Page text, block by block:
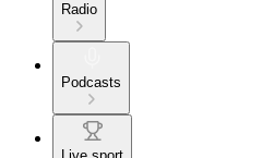
Radio
Podcasts